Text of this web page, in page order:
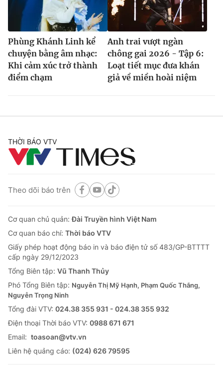
Phùng Khánh Linh kể
chuyện bằng âm nhạc:
Khi cảm xúc trở thành
điểm chạm
Anh trai vượt ngàn
chông gai 2026 - Tập 6:
Loạt tiết mục đưa khán
giả về miền hoài niệm
THỜI BÁO VTV
Theo dõi báo trên
Cơ quan chủ quản:Đài Truyền hình Việt Nam
Cơ quan báo chí: Thời báo VTV
Giấy phép hoạt động báo in và báo điện tử số 483/GP-BTTTT
cấp ngày 29/12/2023
Tổng Biên tập: Vũ Thanh Thủy
Phó Tổng Biên tập: Nguyễn Thị Mỹ Hạnh, Phạm Quốc Thắng,
Nguyễn Trọng Ninh
Tổng đài VTV: 024.38 355 931 - 024.38 355 932
Ðiện thoại Thời báo VTV: 0988 671 671
Email: toasoan@vtv.vn
Liên hệ quảng cáo: (024) 626 79595